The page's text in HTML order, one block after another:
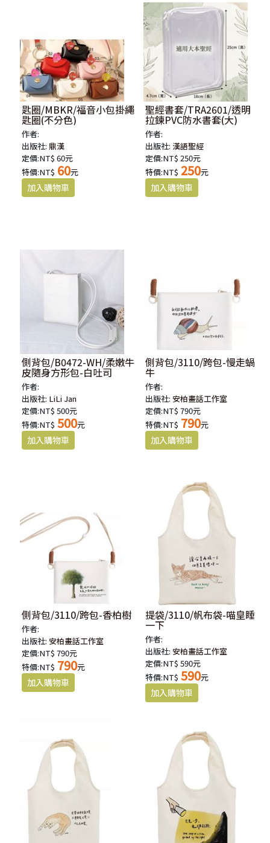
匙圈/MBKR/福音小包掛繩
匙圈(不分色)
作者:
出版社:鼎漢
定價:NT$ 60元
特價:NT$ 60元
聖經書套/TRA2601/透明
拉鍊PVC防水書套(大)
作者:
出版社: 漢語聖經
定價:NT$ 250元
特價:NT$ 250元
側背包/B0472-WH/柔嫩牛
皮隨身方形包-白吐司
作者:
出版社: LiLi Jan
定價:NT$ 500元
特價:NT$ 500元
側背包/3110/跨包-慢走蝸
牛
作者:
出版社:安柏畫話工作室
定價:NT$ 790元
特價:NT$ 790元
側背包/3110/跨包-香柏樹
作者:
出版社:安柏畫話工作室
定價:NT$ 790元
特價:NT$ 790元
提袋/3110/帆布袋-喵皇睡
一下
作者:
出版社:安柏畫話工作室
定價:NT$ 590元
特價:NT$ 590元